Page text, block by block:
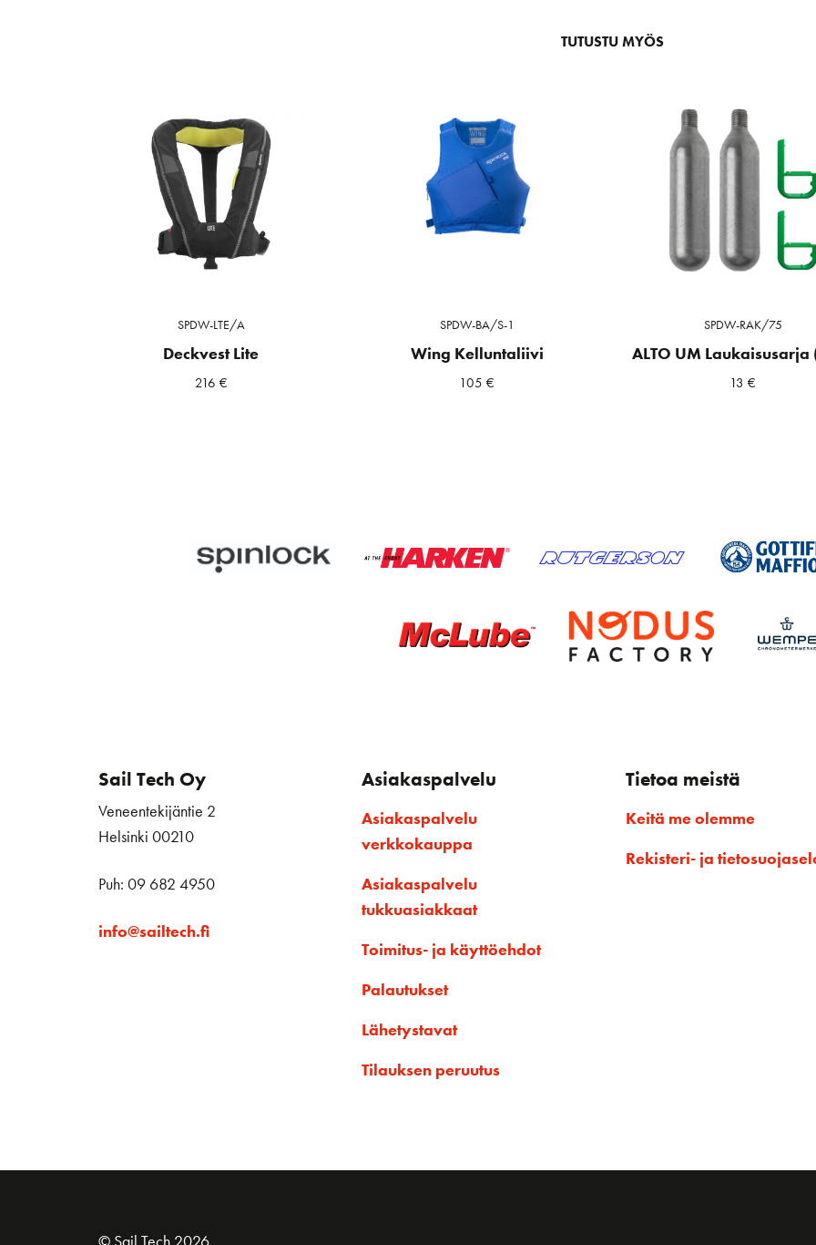
TUTUSTU MYÖS
SPDW-LTE/A
Deckvest Lite
216 €
SPDW-BA/S-1
Wing Kelluntaliivi
105€
SPDW-RAK/75
ALTO UM Laukaisusarja
13€
Sail Tech Oy
Veneentekijäntie 2
Helsinki 00210
Puh: 09 682 4950
info@sailtech.fi
Asiakaspalvelu
Asiakaspalvelu
verkkokauppa
Asiakaspalvelu
tukkuasiakkaat
Toimitus- ja käyttöehdot
Palautukset
Lähetystavat
Tilauksen peruutus
Tietoa meistä
Keitä me olemme
Rekisteri- ja